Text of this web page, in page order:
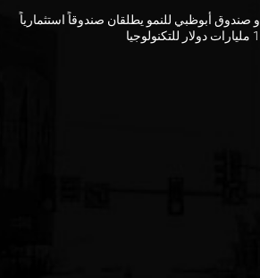
” G42″ و صندوق أبوظبي للنمو يطلقان صندوقاً استثمارياً